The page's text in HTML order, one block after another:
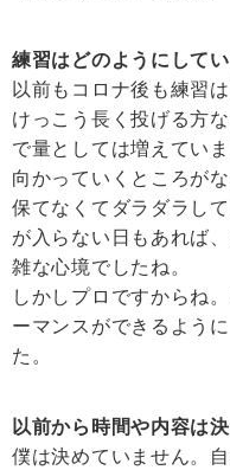
練習はどのようにして
以前もコロナ後も練習
けっこう長く投げる方
で量としては増えてい
向かっていくところが
保てなくてダラダラし
が入らない日もあれば
雑な心境でしたね。
しかしプロですからね
ーマンスができるよう
た。
以前から時間や内容は
僕は決めていません。